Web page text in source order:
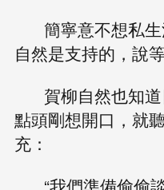
簡寧意不想私
自然是支持的，說
賀柳自然也知
點頭剛想開口，就
充：
“我們準備偷偷